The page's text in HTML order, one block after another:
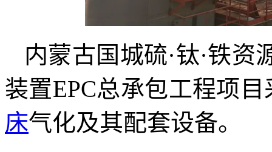
内蒙古国城硫·钛·铁
装置EPC总承包工程项目
床气化及其配套设备。